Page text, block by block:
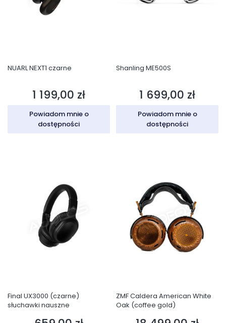
NUARL NEXT1 czarne
Cena
1 199,00 zł
Powiadom mnie o
dostępności
Shanling ME500S
Cena
1 699,00 zł
Powiadom mnie o
dostępności
Final UX3000 (czarne)
słuchawki nauszne
ZMF Caldera American White
Oak (coffee gold)